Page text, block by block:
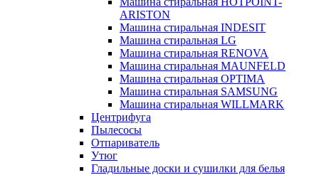
ARISTON
Машина стиральная INDESIT
Машина стиральная LG
Машина стиральная RENOVA
Машина стиральная MAUNFELD
Машина стиральная OPTIMA
Машина стиральная SAMSUNG
Машина стиральная WILLMARK
Центрифуга
Пылесосы
Отпариватель
Утюг
Гладильные доски и сушилки для белья